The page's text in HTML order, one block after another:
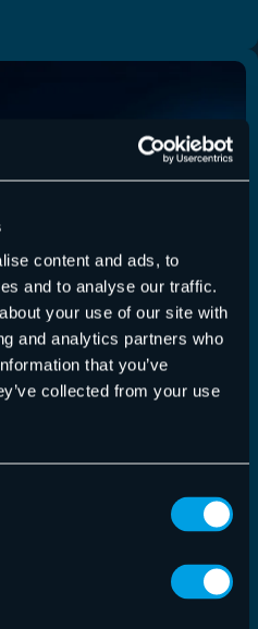
content and ads, to
and to analyse our traffic.
your use of our site with
and analytics partners who
that you’ve
collected from your use
von Hornetsecurity
in M365-